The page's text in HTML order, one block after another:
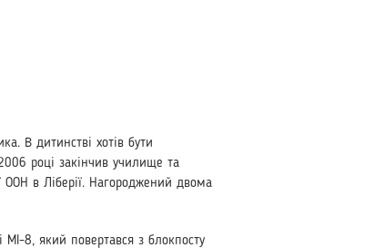
В ди­тинстві хотів бути
році закінчив училище та
ООН в Ліберії. Нагороджений двома
8, який повертався з блокпосту